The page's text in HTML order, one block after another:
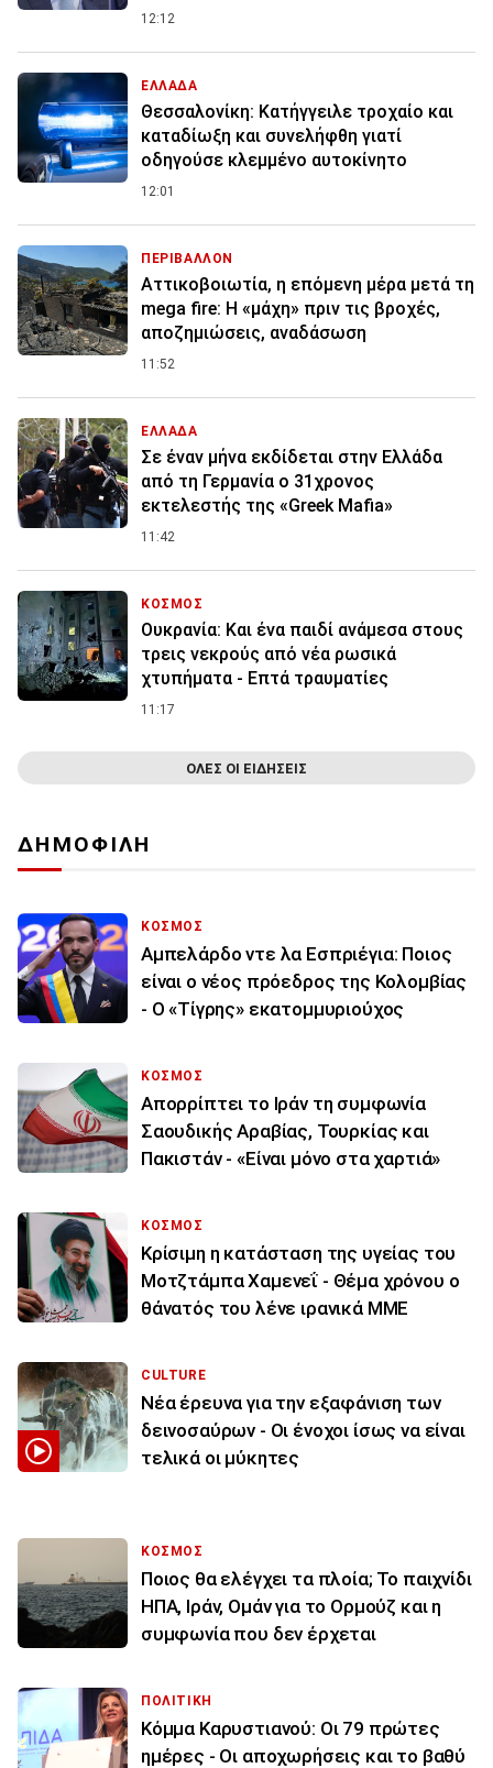
12:12
ΕΛΛΑΔΑ
Θεσσαλονίκη: Κατήγγειλε τροχαίο και
καταδίωξη και συνελήφθη γιατί
οδηγούσε κλεμμένο αυτοκίνητο
12:01
ΠΕΡΙΒΑΛΛΟΝ
Αττικοβοιωτία, η επόμενη μέρα μετά τη
mega fire: Η «μάχη» πριν τις βροχές,
αποζημιώσεις, αναδάσωση
11:52
ΕΛΛΑΔΑ
Σε έναν μήνα εκδίδεται στην Ελλάδα
από τη Γερμανία ο 31χρονος
εκτελεστής της «Greek Mafia»
11:42
ΚΟΣΜΟΣ
Ουκρανία: Και ένα παιδί ανάμεσα στους
τρεις νεκρούς από νέα ρωσικά
χτυπήματα - Επτά τραυματίες
11:17
ΟΛΕΣ ΟΙ ΕΙΔΗΣΕΙΣ
ΔΗΜΟΦΙΛΗ
ΚΟΣΜΟΣ
Αμπελάρδο ντε λα Εσπριέγια: Ποιος
είναι ο νέος πρόεδρος της Κολομβίας
- Ο «Τίγρης» εκατομμυριούχος
ΚΟΣΜΟΣ
Απορρίπτει το Ιράν τη συμφωνία
Σαουδικής Αραβίας, Τουρκίας και
Πακιστάν - «Είναι μόνο στα χαρτιά»
ΚΟΣΜΟΣ
Κρίσιμη η κατάσταση της υγείας του
Μοτζτάμπα Χαμενεΐ - Θέμα χρόνου ο
θάνατός του λένε ιρανικά ΜΜΕ
CULTURE
Νέα έρευνα για την εξαφάνιση των
δεινοσαύρων - Οι ένοχοι ίσως να είναι
τελικά οι μύκητες
ΚΟΣΜΟΣ
Ποιος θα ελέγχει τα πλοία; Το παιχνίδι
ΗΠΑ, Ιράν, Ομάν για το Ορμούζ και η
συμφωνία που δεν έρχεται
ΠΟΛΙΤΙΚΗ
Κόμμα Καρυστιανού: Οι 79 πρώτες
ημέρες - Οι αποχωρήσεις και το βαθύ